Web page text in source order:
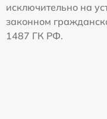
исключительно на
законном
1487 ГК РФ.